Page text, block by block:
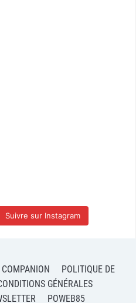
Suivre sur Instagram
POLITIQUE DE
GÉNÉRALES
POWEB85